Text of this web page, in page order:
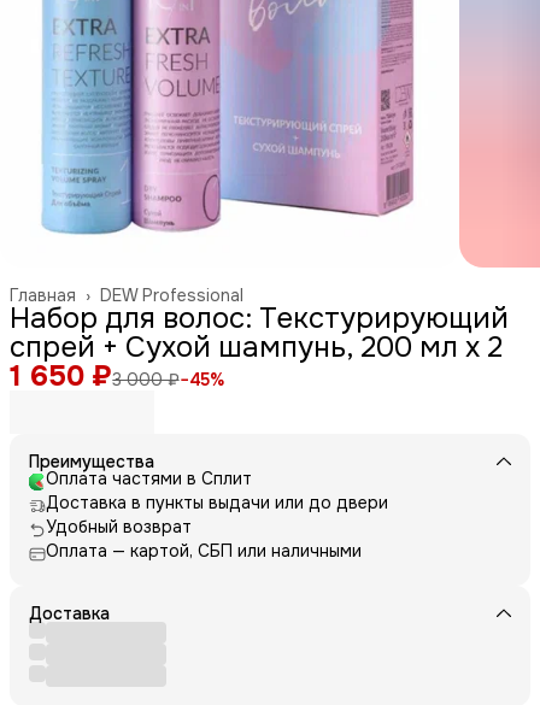
DEW Professional
Главная ›
Набор для волос: Текстурирующий
спрей + Сухой шампунь, 200 мл x 2
1 650 ₽3 000 ₽−45%
Преимущества
Оплата частями в Сплит
Доставка в пункты выдачи или до двери
Удобный возврат
Оплата — картой, СБП или наличными
Доставка